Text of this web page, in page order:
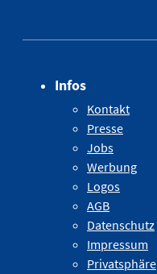
Infos
Kontakt
Presse
Jobs
Werbung
Logos
AGB
Datenschutz
Impressum
Privatsphäre